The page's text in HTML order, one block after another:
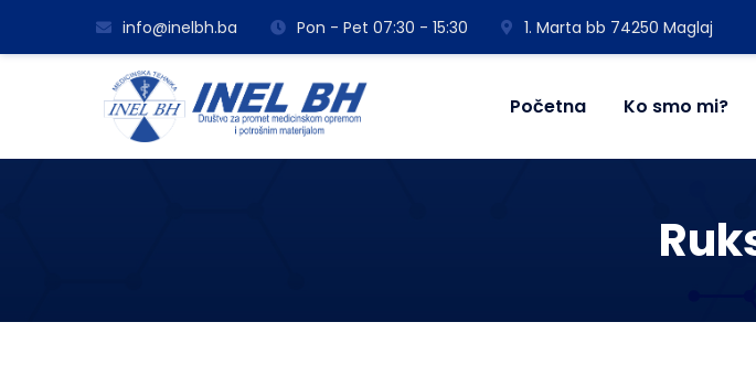
info@inelbh.ba Pon - Pet 07:30 - 15:30 1. Marta bb 74250 Maglaj
Početna Ko smo mi?